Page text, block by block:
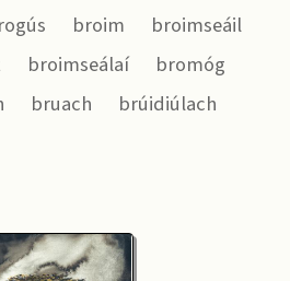
broim
broimseáil
broimseálaí
bromóg
bruach brúidiúlach